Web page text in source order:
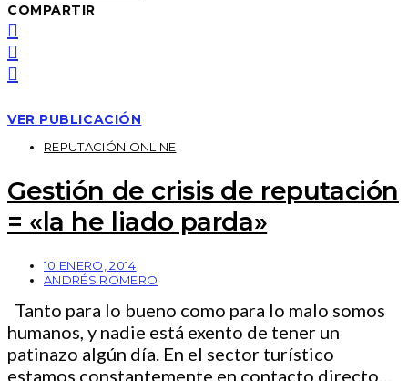
COMPARTIR
VER PUBLICACIÓN
REPUTACIÓN ONLINE
Gestión de crisis de reputación
= «la he liado parda»
10 ENERO, 2014
ANDRÉS ROMERO
Tanto para lo bueno como para lo malo somos
humanos, y nadie está exento de tener un
patinazo algún día. En el sector turístico
estamos constantemente en contacto directo…